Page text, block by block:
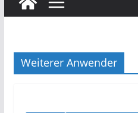
Weiterer Anwender